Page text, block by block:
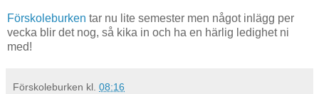
Förskoleburken tar nu lite semester men något inlägg per
vecka blir det nog, så kika in och ha en härlig ledighet ni
med!
Förskoleburken kl. 08:16